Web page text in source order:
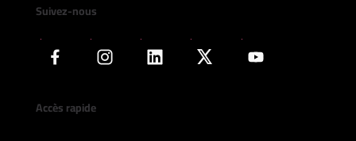
Suivez-nous
Accès rapide